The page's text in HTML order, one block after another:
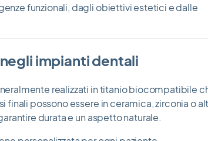
funzionali, dagli obiettivi estetici e dalle
impianti dentali
realizzati in titanio biocompatibile
finali possono essere in ceramica, zirconia o
durata e un aspetto naturale.